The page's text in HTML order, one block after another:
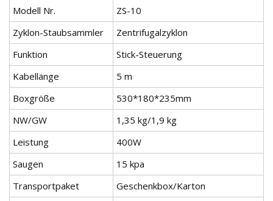
Modell Nr.
ZS-10
Zyklon-Staubsammler
Zentrifugalzyklon
Funktion
Stick-Steuerung
Kabellänge
5 m
Boxgröße
530*180*235mm
NW/GW
1,35 kg/1,9 kg
Leistung
400W
Saugen
15 kpa
Transportpaket
Geschenkbox/Karton